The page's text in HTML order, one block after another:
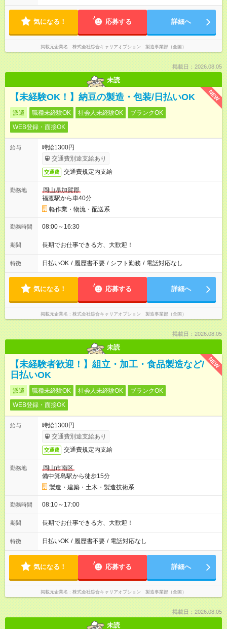
気になる！ 応募する 詳細へ
掲載元企業名 株式会社綜合キャリアオプション 製造事業部（全国）
掲載日：2026.08.05
未読
NEW
【未経験OK！】納豆の製造・包装/日払いOK
派遣 職種未経験OK 社会人未経験OK
ブランクOK
WEB登録・面接OK
給与
時給1300円
交通費別途支給あり
交通費 交通費規定内支給
勤務地
岡山県加賀郡
福渡駅から車40分
軽作業・物流・配送系
勤務時間 08:00～16:30
期間 長期でお仕事できる方、大歓迎！
特徴 日払いOK / 履歴書不要 / シフト勤務 / 電話対応なし
気になる！ 応募する 詳細へ
掲載元企業名 株式会社綜合キャリアオプション 製造事業部（全国）
掲載日：2026.08.05
未読
NEW
【未経験者歓迎！】組立・加工・食品製造など/
日払いOK
派遣 職種未経験OK 社会人未経験OK
ブランクOK
WEB登録・面接OK
給与
時給1300円
交通費別途支給あり
交通費 交通費規定内支給
勤務地
岡山市南区
備中箕島駅から徒歩15分
製造・建築・土木・製造技術系
勤務時間 08:10～17:00
期間 長期でお仕事できる方、大歓迎！
特徴 日払いOK / 履歴書不要 / 電話対応なし
気になる！ 応募する 詳細へ
掲載元企業名 株式会社綜合キャリアオプション 製造事業部（全国）
掲載日：2026.08.05
未読